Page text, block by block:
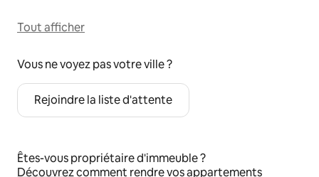
Tout afficher
Vous ne voyez pas votre ville ?
Rejoindre la liste d'attente
Êtes-vous propriétaire d'immeuble ?
Découvrezcomment rendre vos appartements